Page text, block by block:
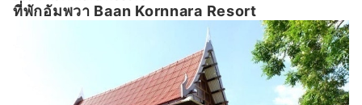
ที่พักอัมพวา Baan Kornnara Resort